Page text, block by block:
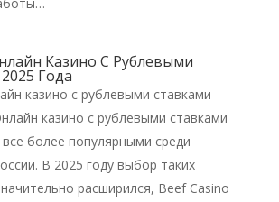
Казино С Рублевыми
Года
казино с рублевыми ставками
казино с рублевыми ставками
все более популярными среди
В 2025 году выбор таких
расширился, Beef Casino